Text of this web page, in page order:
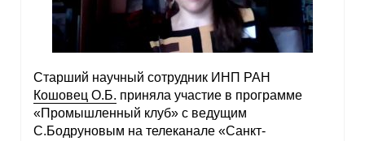
Старший научный сотрудник ИНП РАН
Кошовец О.Б. приняла участие в программе
«Промышленный клуб» с ведущим
С.Бодруновым на телеканале «Санкт-